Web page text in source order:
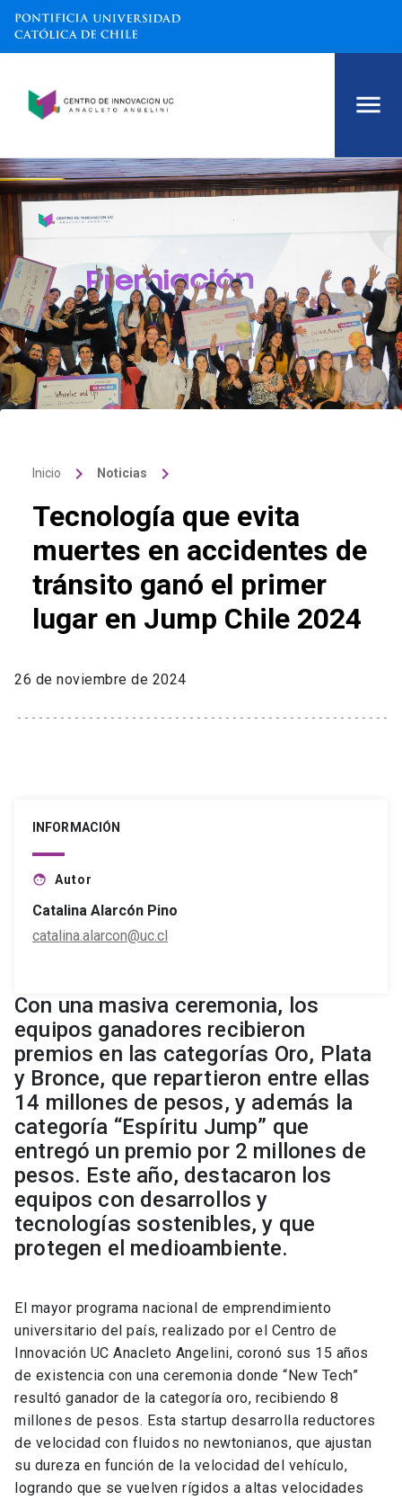
Inicio keyboard_arrow_right Noticias keyboard_arrow_right
Tecnología que evita
muertes en accidentes de
tránsito ganó el primer
lugar en Jump Chile 2024
26 de noviembre de 2024
INFORMACIÓN
face Autor
Catalina Alarcón Pino
catalina.alarcon@uc.cl
Con una masiva ceremonia, los
equipos ganadores recibieron
premios en las categorías Oro, Plata
y Bronce, que repartieron entre ellas
14 millones de pesos, y además la
categoría “Espíritu Jump” que
entregó un premio por 2 millones de
pesos. Este año, destacaron los
equipos con desarrollos y
tecnologías sostenibles, y que
protegen el medioambiente.
El mayor programa nacional de emprendimiento
universitario del país, realizado por el Centro de
Innovación UC Anacleto Angelini, coronó sus 15 años
de existencia con una ceremonia donde “New Tech”
resultó ganador de la categoría oro, recibiendo 8
millones de pesos. Esta startup desarrolla reductores
de velocidad con fluidos no newtonianos, que ajustan
su dureza en función de la velocidad del vehículo,
logrando que se vuelven rígidos a altas velocidades